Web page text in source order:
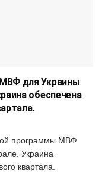
для Украины
обеспечена
программы МВФ
Украина
квартала.